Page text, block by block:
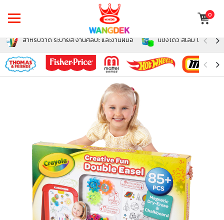
0
สำหรับวาด ระบายสี งานศิลปะ และงานฝีมือ แป้งโดว์ สไลม์ โฟม สำห